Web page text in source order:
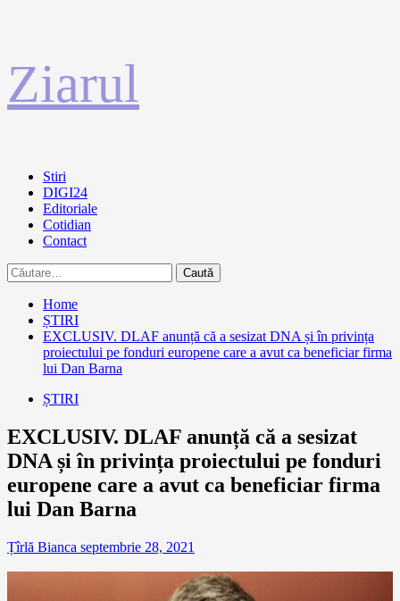
la
conținut
Ziarul
Primary
Menu
Stiri
DIGI24
Editoriale
Cotidian
Contact
Caută
după:
Home
ȘTIRI
EXCLUSIV. DLAF anunță că a sesizat DNA și în privința
proiectului pe fonduri europene care a avut ca beneficiar firma
lui Dan Barna
ȘTIRI
EXCLUSIV. DLAF anunță că a sesizat
DNA și în privința proiectului pe fonduri
europene care a avut ca beneficiar firma
lui Dan Barna
Țîrlă Bianca septembrie 28, 2021